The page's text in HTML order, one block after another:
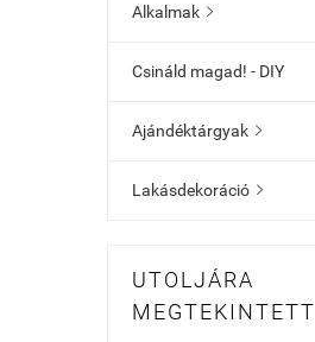
Alkalmak 
Csináld magad! - DIY
Ajándéktárgyak 
Lakásdekoráció 
UTOLJÁRA
MEGTEKINTETT